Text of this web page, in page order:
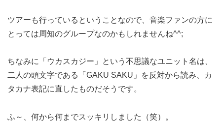
ツアーも行っているということなので、音楽ファンの方に
とっては周知のグループなのかもしれませんね^^;
ちなみに「ウカスカジー」という不思議なユニット名は、
二人の頭文字である「GAKU SAKU」を反対から読み、カ
タカナ表記に直したものだそうです。
ふ～、何から何までスッキリしました（笑）。